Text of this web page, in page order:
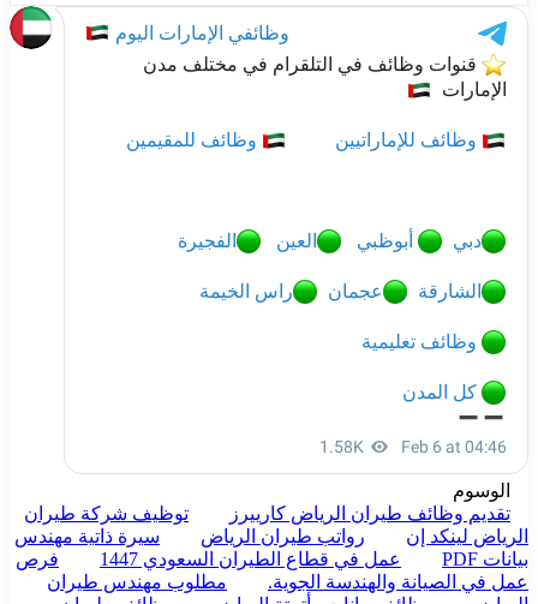
الوسوم
تقديم وظائف طيران الرياض كارييرز
توظيف شركة طيران
الرياض لينكد إن
رواتب طيران الرياض
سيرة ذاتية مهندس
بيانات PDF
عمل في قطاع الطيران السعودي 1447
فرص
عمل في الصيانة والهندسة الجوية.
مطلوب مهندس طيران